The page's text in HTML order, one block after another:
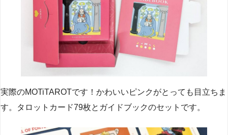
実際のMOTiTAROTです！かわいいピンクがとっても目立ちま
す。タロットカード79枚とガイドブックのセットです。